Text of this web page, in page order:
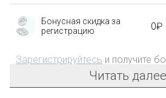
Бонусная скидка за
регистрацию
0₽
Зарегистрируйтесь и получите
на первый заказ!Читать далее